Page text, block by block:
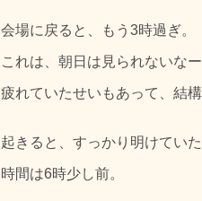
会場に戻ると、もう3時過ぎ。
これは、朝日は見られないな
疲れていたせいもあって、結
起きると、すっかり明けてい
時間は6時少し前。